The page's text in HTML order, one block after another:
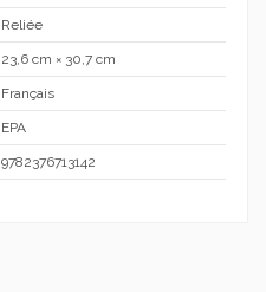
Reliée
23,6 cm × 30,7 cm
Français
EPA
9782376713142